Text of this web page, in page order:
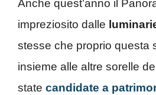
Anche quest’anno il
impreziosito dalle
stesse che proprio questa
insieme alle altre sorelle
state candidate a